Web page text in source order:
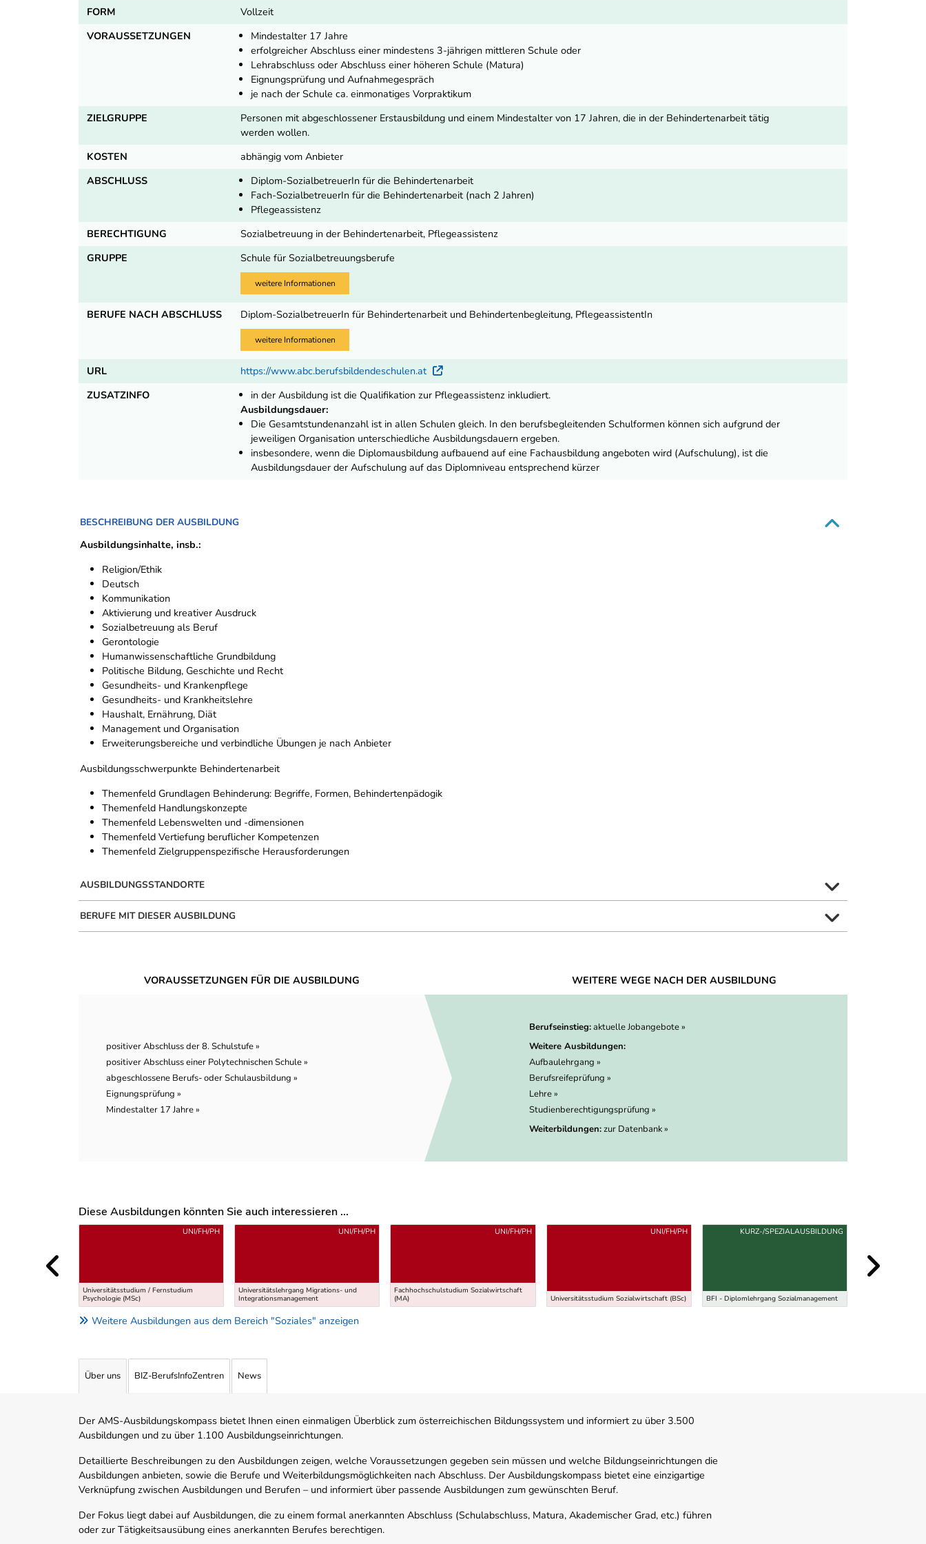
FORM
Vollzeit
VORAUSSETZUNGEN
Mindestalter 17 Jahre
erfolgreicher Abschluss einer mindestens 3-jährigen mittleren Schule oder
Lehrabschluss oder Abschluss einer höheren Schule (Matura)
Eignungsprüfung und Aufnahmegespräch
je nach der Schule ca. einmonatiges Vorpraktikum
ZIELGRUPPE
Personen mit abgeschlossener Erstausbildung und einem Mindestalter von 17 Jahren, die in der Behindertenarbeit tätig
werden wollen.
KOSTEN
abhängig vom Anbieter
ABSCHLUSS
Diplom-SozialbetreuerIn für die Behindertenarbeit
Fach-SozialbetreuerIn für die Behindertenarbeit (nach 2 Jahren)
Pflegeassistenz
BERECHTIGUNG
Sozialbetreuung in der Behindertenarbeit, Pflegeassistenz
GRUPPE
Schule für Sozialbetreuungsberufe
weitere Informationen
BERUFE NACH ABSCHLUSS Diplom-SozialbetreuerIn für Behindertenarbeit und Behindertenbegleitung, PflegeassistentIn
weitere Informationen
URL https://www.abc.berufsbildendeschulen.at Externer Link
ZUSATZINFO
in der Ausbildung ist die Qualifikation zur Pflegeassistenz inkludiert.
Ausbildungsdauer:
Die Gesamtstundenanzahl ist in allen Schulen gleich. In den berufsbegleitenden Schulformen können sich aufgrund der
jeweiligen Organisation unterschiedliche Ausbildungsdauern ergeben.
insbesondere, wenn die Diplomausbildung aufbauend auf eine Fachausbildung angeboten wird (Aufschulung), ist die
Ausbildungsdauer der Aufschulung auf das Diplomniveau entsprechend kürzer
BESCHREIBUNG DER AUSBILDUNG
Ausbildungsinhalte, insb.:
Religion/Ethik
Deutsch
Kommunikation
Aktivierung und kreativer Ausdruck
Sozialbetreuung als Beruf
Gerontologie
Humanwissenschaftliche Grundbildung
Politische Bildung, Geschichte und Recht
Gesundheits- und Krankenpflege
Gesundheits- und Krankheitslehre
Haushalt, Ernährung, Diät
Management und Organisation
Erweiterungsbereiche und verbindliche Übungen je nach Anbieter
Ausbildungsschwerpunkte Behindertenarbeit
Themenfeld Grundlagen Behinderung: Begriffe, Formen, Behindertenpädogik
Themenfeld Handlungskonzepte
Themenfeld Lebenswelten und -dimensionen
Themenfeld Vertiefung beruflicher Kompetenzen
Themenfeld Zielgruppenspezifische Herausforderungen
AUSBILDUNGSSTANDORTE
BERUFE MIT DIESER AUSBILDUNG
VORAUSSETZUNGEN FÜR DIE AUSBILDUNG
positiver Abschluss der 8. Schulstufe »
positiver Abschluss einer Polytechnischen Schule »
abgeschlossene Berufs- oder Schulausbildung »
Eignungsprüfung »
Mindestalter 17 Jahre »
WEITERE WEGE NACH DER AUSBILDUNG
Berufseinstieg:aktuelle Jobangebote »
Weitere Ausbildungen:
Aufbaulehrgang »
Berufsreifeprüfung »
Lehre »
Studienberechtigungsprüfung »
Weiterbildungen:zur Datenbank »
Diese Ausbildungen könnten Sie auch interessieren ...
Uber weitere Ausbildungsvorschläge
Universitätsstudium / Fernstudium
Psychologie (MSc)
UNI/FH/PH
Universitätslehrgang Migrations- und
Integrationsmanagement
UNI/FH/PH
Fachhochschulstudium Sozialwirtschaft
(MA)
UNI/FH/PH
Universitätsstudium Sozialwirtschaft (BSc)
UNI/FH/PH
BFI - Diplomlehrgang Sozialmanagement
KURZ-/SPEZIALAUSBILDUNG
Weitere Ausbildungen aus dem Bereich "Soziales" anzeigen
Über uns BIZ-BerufsInfoZentren News
Der AMS-Ausbildungskompass bietet Ihnen einen einmaligen Überblick zum österreichischen Bildungssystem und informiert zu über 3.500
Ausbildungen und zu über 1.100 Ausbildungseinrichtungen.
Detaillierte Beschreibungen zu den Ausbildungen zeigen, welche Voraussetzungen gegeben sein müssen und welche Bildungseinrichtungen die
Ausbildungen anbieten, sowie die Berufe und Weiterbildungsmöglichkeiten nach Abschluss. Der Ausbildungskompass bietet eine einzigartige
Verknüpfung zwischen Ausbildungen und Berufen – und informiert über passende Ausbildungen zum gewünschten Beruf.
Der Fokus liegt dabei auf Ausbildungen, die zu einem formal anerkannten Abschluss (Schulabschluss, Matura, Akademischer Grad, etc.) führen
oder zur Tätigkeitsausübung eines anerkannten Berufes berechtigen.